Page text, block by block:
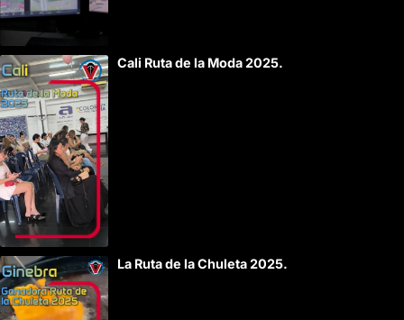
Cali Ruta de la Moda 2025.
La Ruta de la Chuleta 2025.